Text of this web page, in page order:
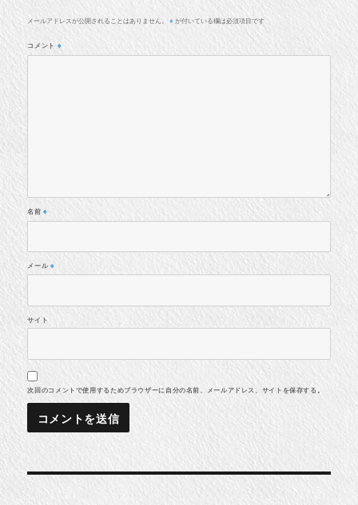
メールアドレスが公開されることはありません。 ※ が付いている欄は必須項目です
コメント ※
名前※
メール ※
サイト
次回のコメントで使用するためブラウザーに自分の名前、メールアドレス、サイトを保存する。